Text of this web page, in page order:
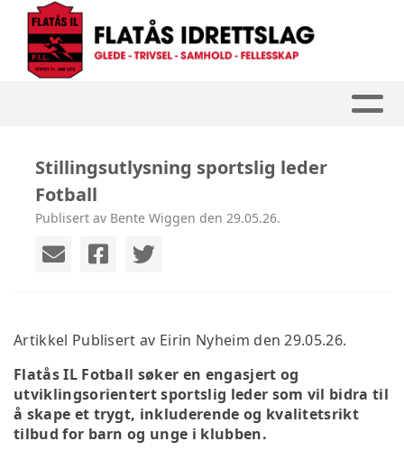
Stillingsutlysning sportslig leder
Fotball
Publisert av Bente Wiggen den 29.05.26.
Artikkel Publisert av Eirin Nyheim den 29.05.26.
Flatås IL Fotball søker en engasjert og
utviklingsorientert sportslig leder som vil bidra til
å skape et trygt, inkluderende og kvalitetsrikt
tilbud for barn og unge i klubben.